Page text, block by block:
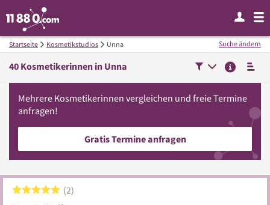
Startseite Kosmetikstudios Unna
40 Kosmetikerinnen in Unna
Suche ändern
Mehrere Kosmetikerinnen vergleichen und freie Termine
anfragen!
Gratis Termine anfragen
2